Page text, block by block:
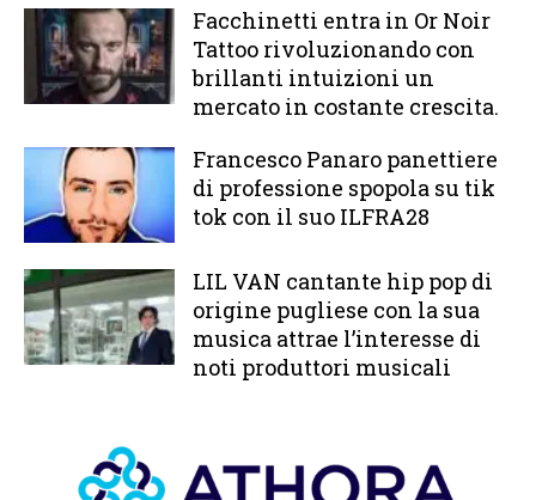
Facchinetti entra in Or Noir
Tattoo rivoluzionando con
brillanti intuizioni un
mercato in costante crescita.
Francesco Panaro panettiere
di professione spopola su tik
tok con il suo ILFRA28
LIL VAN cantante hip pop di
origine pugliese con la sua
musica attrae l’interesse di
noti produttori musicali